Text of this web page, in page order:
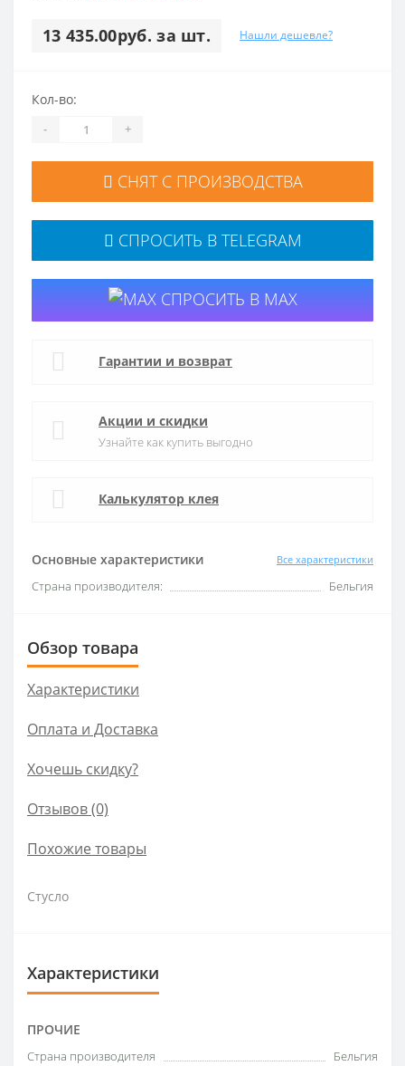
13 435.00руб. за шт. Нашли дешевле?
Основные характеристики Все характеристики
Страна производителя: Бельгия
Кол-во:
- +
СНЯТ С ПРОИЗВОДСТВА
СПРОСИТЬ В TELEGRAM
СПРОСИТЬ В MAX
Гарантии и возврат
Акции и скидки
Узнайте как купить выгодно
Калькулятор клея
Обзор товара
Характеристики
Оплата и Доставка
Хочешь скидку?
Отзывов (0)
Похожие товары
Стусло
Характеристики
ПРОЧИЕ
Страна производителя Бельгия